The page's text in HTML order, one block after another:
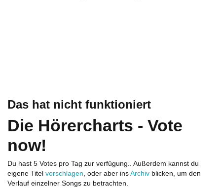
Das hat nicht funktioniert
Die Hörercharts - Vote
now!
Du hast 5 Votes pro Tag zur verfügung.. Außerdem kannst du
eigene Titel vorschlagen, oder aber ins Archiv blicken, um den
Verlauf einzelner Songs zu betrachten.